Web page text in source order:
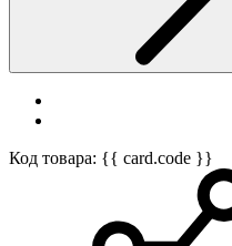
Код товара: {{ card.code }}